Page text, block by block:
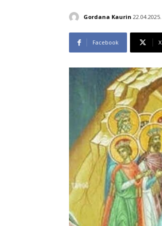
Gordana Kaurin 22.04.2025.
Facebook X